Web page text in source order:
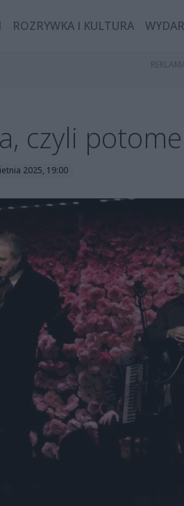
ROZRYWKA I KULTURA
czyli
2025, 19:00